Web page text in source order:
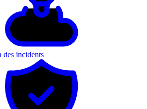
des incidents